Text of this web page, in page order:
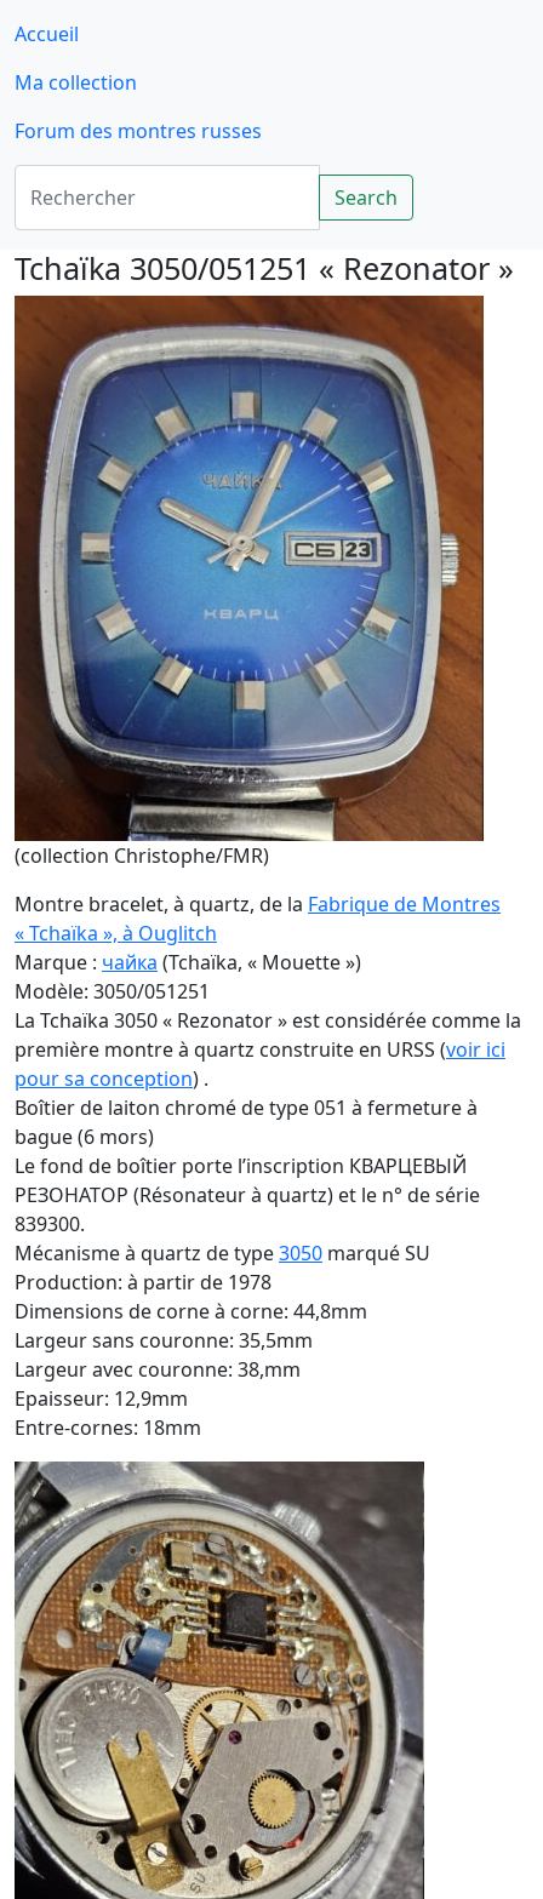
Accueil
Ma collection
Forum des montres russes
Rechercher
Search
Tchaïka 3050/051251 « Rezonator »
(collection Christophe/FMR)
Montre bracelet, à quartz, de la Fabrique de Montres
« Tchaïka », à Ouglitch
Marque : чайка (Tchaïka, « Mouette »)
Modèle: 3050/051251
La Tchaïka 3050 « Rezonator » est considérée comme la
première montre à quartz construite en URSS (voir ici
pour sa conception) .
Boîtier de laiton chromé de type 051 à fermeture à
bague (6 mors)
Le fond de boîtier porte l’inscription КВАРЦЕВЫЙ
РЕЗОНАТОР (Résonateur à quartz) et le n° de série
839300.
Mécanisme à quartz de type3050 marqué SU
Production: à partir de 1978
Dimensions de corne à corne: 44,8mm
Largeur sans couronne: 35,5mm
Largeur avec couronne: 38,mm
Epaisseur: 12,9mm
Entre-cornes: 18mm